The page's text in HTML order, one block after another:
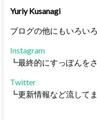
Yuriy Kusanagi
ブログの他にもいろい
Instagram
┗最終的にすっぽんを
Twitter
┗更新情報など流して